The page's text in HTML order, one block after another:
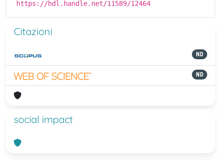
https://hdl.handle.net/11589/12464
Citazioni
ND
ND
social impact